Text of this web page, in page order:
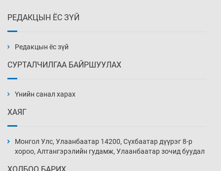
10 цаг 27 мин
нэмэгджээ
10 цаг 57 мин
РЕДАКЦЫН ЁС ЗҮЙ
Редакцын ёс зүй
СУРТАЛЧИЛГАА БАЙРШУУЛАХ
Үнийн санал харах
ХАЯГ
Монгол Улс, Улаанбаатар 14200, Сүхбаатар дүүрэг 8-р
хороо, Алтангэрэлийн гудамж, Улаанбаатар зочид буудал